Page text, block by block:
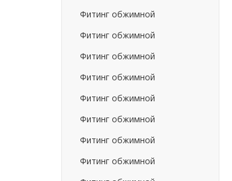
Фитинг обжимной
Фитинг обжимной
Фитинг обжимной
Фитинг обжимной
Фитинг обжимной
Фитинг обжимной
Фитинг обжимной
Фитинг обжимной